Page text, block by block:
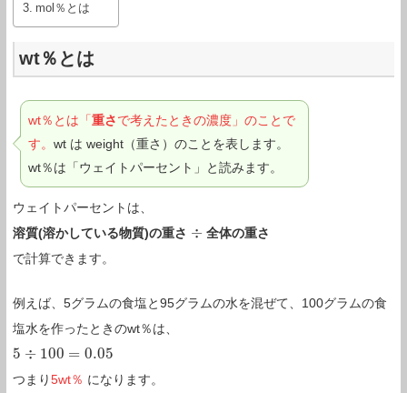
mol％とは
wt％とは
wt％とは「重さで考えたときの濃度」のことで
す。 wt は weight（重さ）のことを表します。
wt％は「ウェイトパーセント」と読みます。
ウェイトパーセントは、
溶質(溶かしている物質)の重さ ÷
÷ 全体の重さ
で計算できます。
例えば、5グラムの食塩と95グラムの水を混ぜて、100グラムの食
塩水を作ったときのwt％は、
5 ÷ 100 = 0.05
5 ÷100=0.05
つまり5wt％ になります。